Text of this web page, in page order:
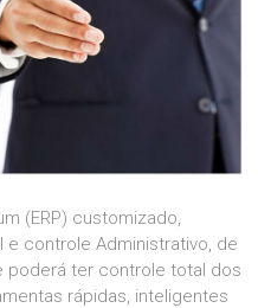
(ERP) customizado,
e controle Administrativo, de
poderá ter controle total dos
rápidas, inteligentes